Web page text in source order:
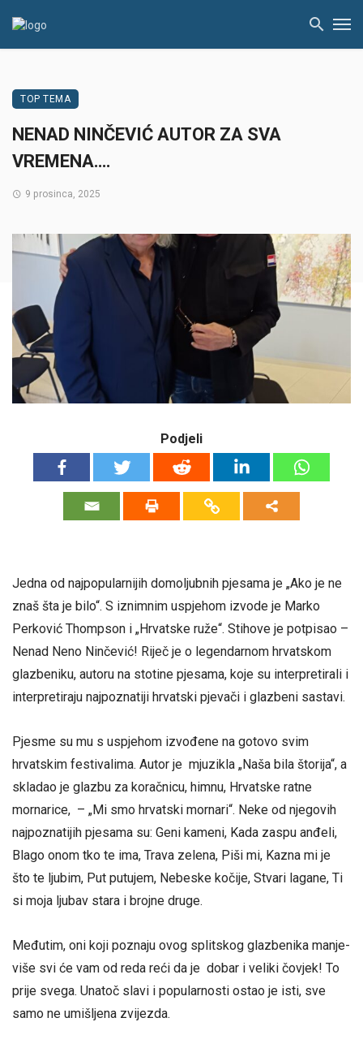
TOP TEMA
NENAD NINČEVIĆ AUTOR ZA SVA
VREMENA….
9 prosinca, 2025
Podjeli
Jedna od najpopularnijih domoljubnih pjesama je „Ako je ne
znaš šta je bilo“. S iznimnim uspjehom izvode je Marko
Perković Thompson i „Hrvatske ruže“. Stihove je potpisao –
Nenad Neno Ninčević! Riječ je o legendarnom hrvatskom
glazbeniku, autoru na stotine pjesama, koje su interpretirali i
interpretiraju najpoznatiji hrvatski pjevači i glazbeni sastavi.
Pjesme su mu s uspjehom izvođene na gotovo svim
hrvatskim festivalima. Autor je mjuzikla „Naša bila štorija“, a
skladao je glazbu za koračnicu, himnu, Hrvatske ratne
mornarice, – „Mi smo hrvatski mornari“. Neke od njegovih
najpoznatijih pjesama su: Geni kameni, Kada zaspu anđeli,
Blago onom tko te ima, Trava zelena, Piši mi, Kazna mi je
što te ljubim, Put putujem, Nebeske kočije, Stvari lagane, Ti
si moja ljubav stara i brojne druge.
Međutim, oni koji poznaju ovog splitskog glazbenika manje-
više svi će vam od reda reći da je dobar i veliki čovjek! To
prije svega. Unatoč slavi i popularnosti ostao je isti, sve
samo ne umišljena zvijezda.